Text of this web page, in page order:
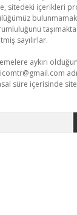
sitedeki içerikleri
sayılırlar.
aykırı
süre içerisinde